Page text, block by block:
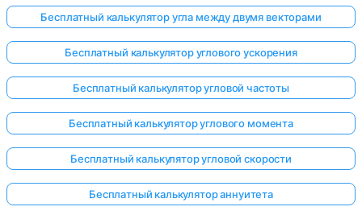
Бесплатный калькулятор угла между двумя векторами
Бесплатный калькулятор углового ускорения
Бесплатный калькулятор угловой частоты
Бесплатный калькулятор углового момента
Бесплатный калькулятор угловой скорости
Бесплатный калькулятор аннуитета